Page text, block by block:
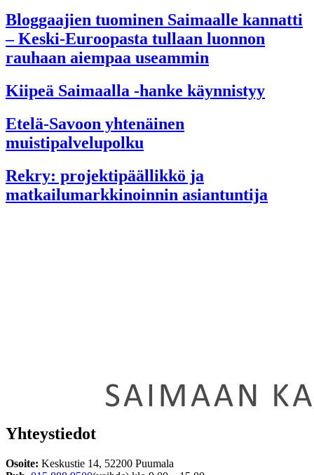
Bloggaajien tuominen Saimaalle kannatti
– Keski-Euroopasta tullaan luonnon
rauhaan aiempaa useammin
Kiipeä Saimaalla -hanke käynnistyy
Etelä-Savoon yhtenäinen
muistipalvelupolku
Rekry: projektipäällikkö ja
matkailumarkkinoinnin asiantuntija
Yhteystiedot
Osoite: Keskustie 14, 52200 Puumala